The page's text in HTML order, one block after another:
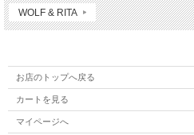
WOLF & RITA
お店のトップへ戻る
カートを見る
マイページへ